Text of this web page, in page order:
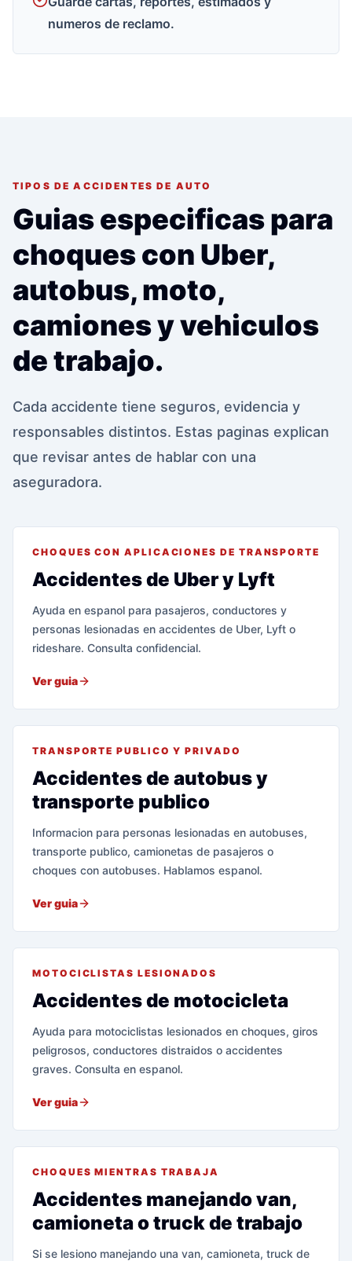
numeros de reclamo.
TIPOS DE ACCIDENTES DE AUTO
Guias especificas para
choques con Uber,
autobus, moto,
camiones y vehiculos
de trabajo.
Cada accidente tiene seguros, evidencia y
responsables distintos. Estas paginas explican
que revisar antes de hablar con una
aseguradora.
CHOQUES CON APLICACIONES DE TRANSPORTE
Accidentes de Uber y Lyft
Ayuda en espanol para pasajeros, conductores y
personas lesionadas en accidentes de Uber, Lyft o
rideshare. Consulta confidencial.
Ver guia
TRANSPORTE PUBLICO Y PRIVADO
Accidentes de autobus y
transporte publico
Informacion para personas lesionadas en autobuses,
transporte publico, camionetas de pasajeros o
choques con autobuses. Hablamos espanol.
Ver guia
MOTOCICLISTAS LESIONADOS
Accidentes de motocicleta
Ayuda para motociclistas lesionados en choques, giros
peligrosos, conductores distraidos o accidentes
graves. Consulta en espanol.
Ver guia
CHOQUES MIENTRAS TRABAJA
Accidentes manejando van,
camioneta o truck de trabajo
Si se lesiono manejando una van, camioneta, truck de